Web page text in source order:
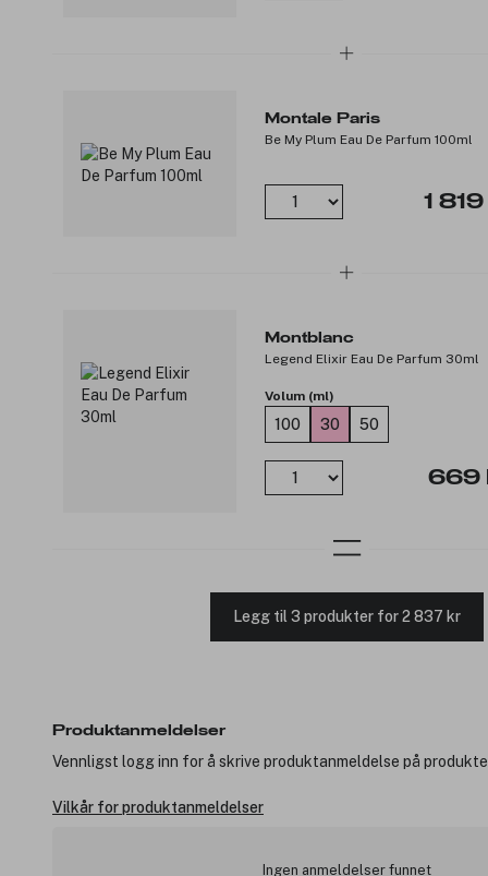
Montale Paris
Be My Plum Eau De Parfum 100ml
1
Montblanc
Legend Elixir Eau De Parfum 30ml
Volum (ml)
100 30 50
669
Legg til 3 produkter for 2 837 kr
Produktanmeldelser
Vennligst logg inn for å skrive produktanmeldelse på
Vilkår for produktanmeldelser
Ingen anmeldelser funnet